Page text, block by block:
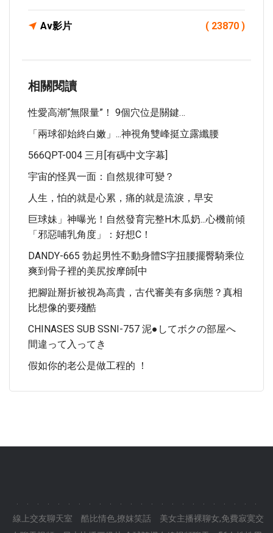
Av影片 ( 23870 )
相關閱讀
性愛高潮“無限量”！ 9個穴位是關鍵…
「兩球卻始終白嫩」...神視角雙峰挺立露纖腰
566QPT-004 三月[有碼中文字幕]
宇宙的怪異一面：自然規律可變？
人生，怕的就是心累，痛的就是流淚，早安
巨球妹」神曝光！自然發育完整H木瓜奶...心機前傾
「邪惡哺乳角度」：好想C！
DANDY-665 勃起男性不動身體S字扭腰擺臀騎乘位
爽到骨子裡的美尻按摩師[中
把腳趾掰折被視為高貴，古代審美有多病態？真相
比想像的要殘酷
CHINASES SUB SSNI-757 泥●してボクの部屋へ
間違って入ってき
假如你的老公是做工程的 ！
線上交友聊天室
酷比情色,撩妺笑話
美女主播裸聊女,免費寂寞交